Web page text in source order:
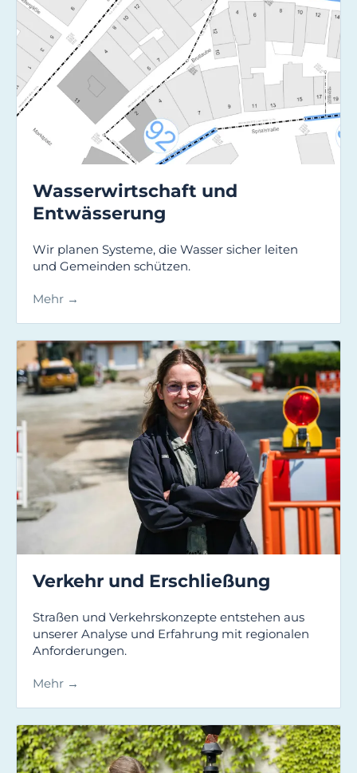
Wasserwirtschaft und
Entwässerung
Wir planen Systeme, die Wasser sicher leiten
und Gemeinden schützen.
Mehr →
Verkehr und Erschließung
Straßen und Verkehrskonzepte entstehen aus
unserer Analyse und Erfahrung mit regionalen
Anforderungen.
Mehr →